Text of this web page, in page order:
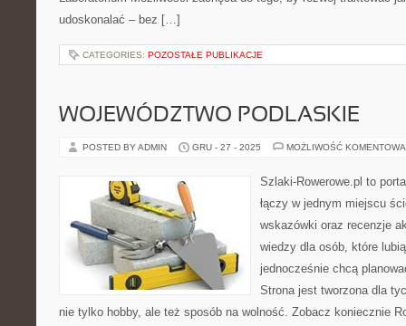
udoskonalać – bez […]
CATEGORIES: POZOSTAŁE PUBLIKACJE
WOJEWÓDZTWO PODLASKIE
POSTED BY ADMIN GRU - 27 - 2025 MOŻLIWOŚĆ
Szlaki-Rowerowe.pl to
łączy w jednym miejscu
wskazówki oraz recenzje
wiedzy dla osób, które
jednocześnie chcą
Strona jest tworzona dla
nie tylko hobby, ale też sposób na wolność. Zobacz koniecznie